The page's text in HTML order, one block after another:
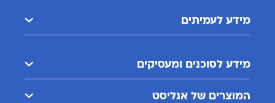
מידע לעמיתים
מידע לסוכנים ומעסיקים
המוצרים של אנליסט